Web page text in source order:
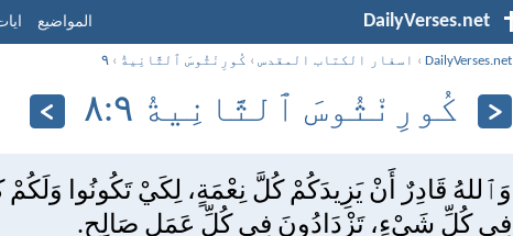
DailyVerses.net المواضيع
DailyVerses.net
› اسفار الكتاب المقدس › كُورِنْثُوسَ ٱلثَّانِيةُ ›٩
كُورِنْثُوسَ ٱلثَّانِيةُ ٩:‏٨
وَٱللهُ قَادِرٌ أَنْ يَزِيدَكُمْ كُلَّ نِعْمَةٍ، لِكَيْ تَكُونُوا
فِي كُلِّ شَيْءٍ، تَزْدَادُونَ فِي كُلِّ عَمَلٍ صَالِحٍ.